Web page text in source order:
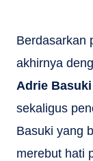
Berdasarkan
akhirnya
Adrie Basuki
sekaligus
Basuki yang
merebut hati